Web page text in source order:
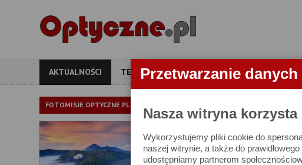
Przetwarzanie
Nasza witryna
Wykorzystujemy pliki cookie do
naszej witrynie, a także do
udostępniamy partnerom
AKTUALNOŚCI TESTY ARTYKUŁY APARATY
FOTOMISJE OPTYCZNE.PL AKTUALNOŚCI
Sony zaprasza na